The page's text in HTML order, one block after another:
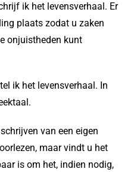
ik het levensverhaal. Er
plaats zodat u zaken
onjuistheden kunt
ik het levensverhaal. In
van een eigen
maar vindt u het
is om het, indien nodig,